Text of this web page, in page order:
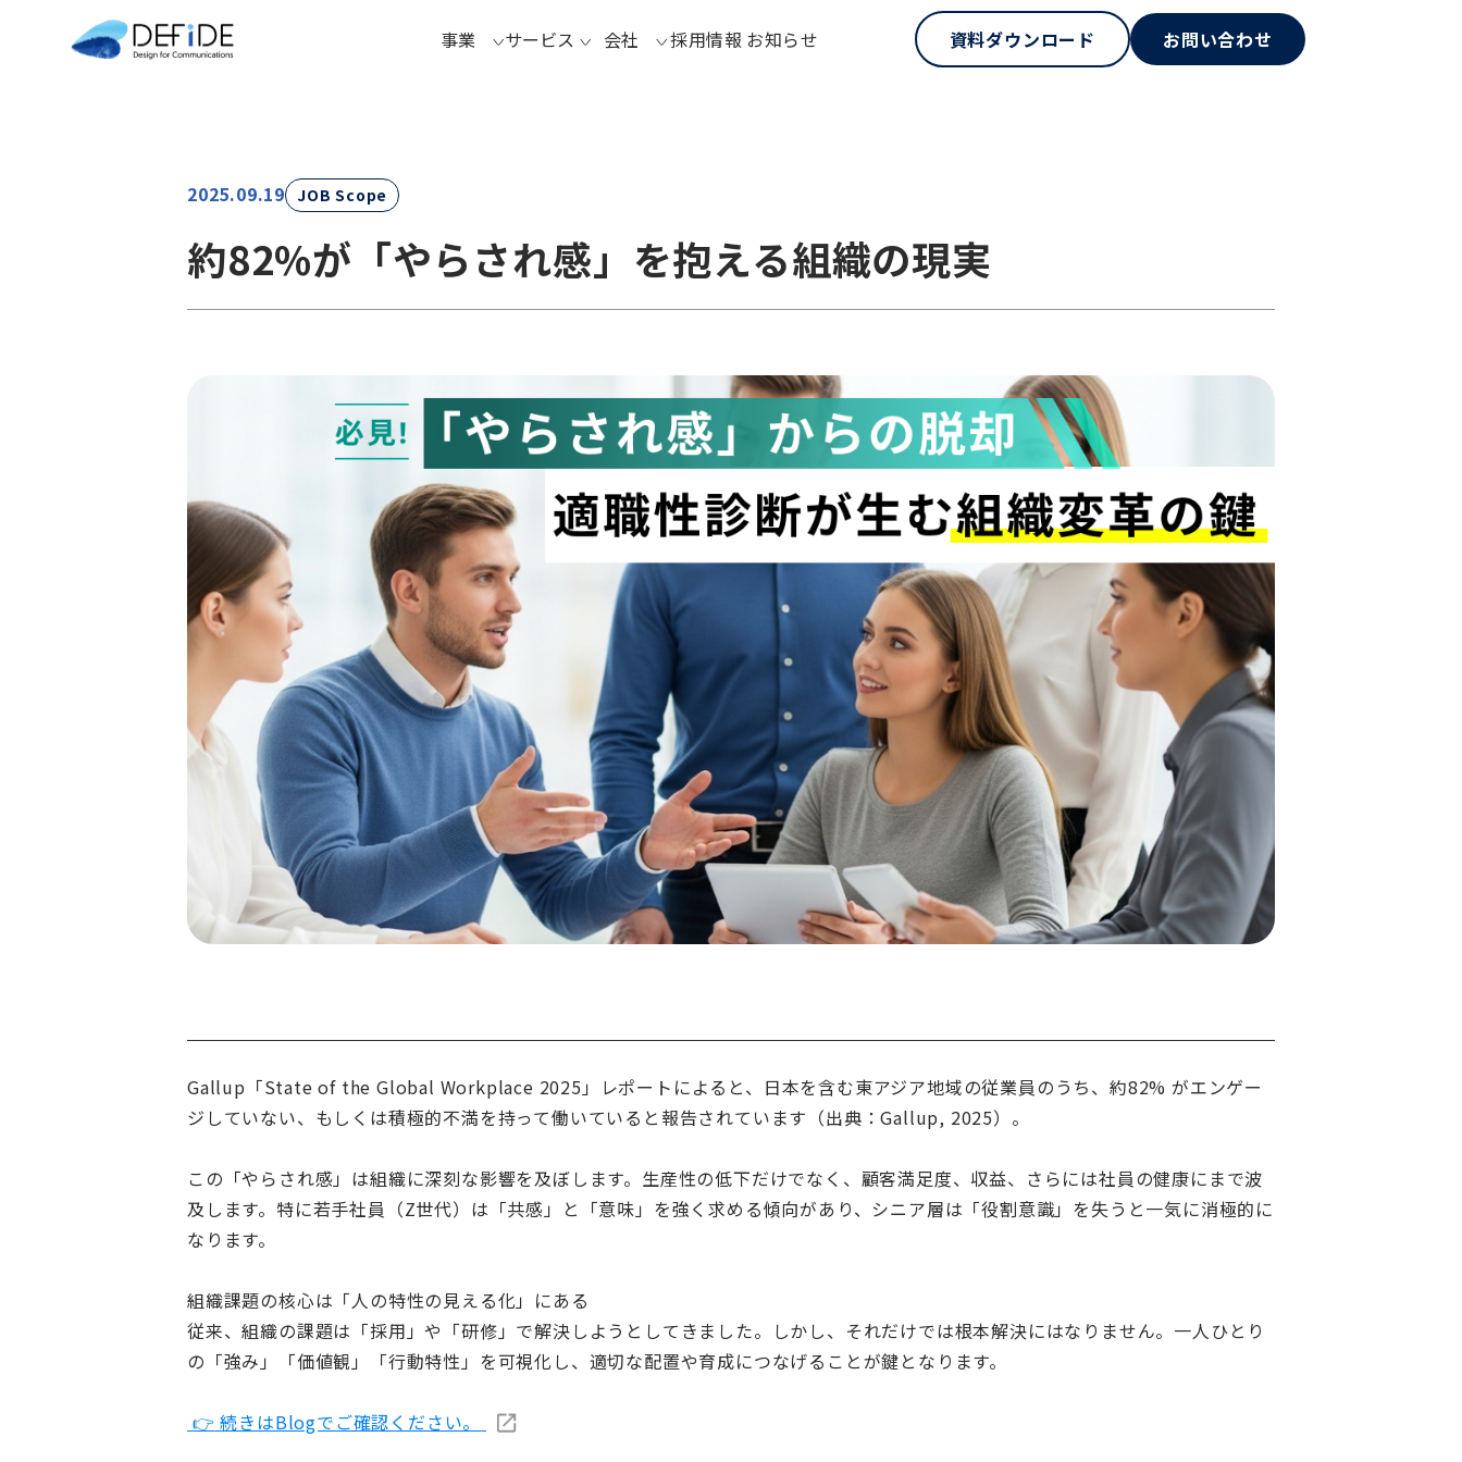
事業 サービス 会社 採用情報 お知らせ 資料ダウンロード お問い合わせ
2025.09.19 JOB Scope
約82%が「やらされ感」を抱える組織の現実
Gallup「State of the Global Workplace 2025」レポートによると、日本を含む東アジア地域の従業員のうち、約82% がエンゲー
ジしていない、もしくは積極的不満を持って働いていると報告されています（出典：Gallup, 2025）。
この「やらされ感」は組織に深刻な影響を及ぼします。生産性の低下だけでなく、顧客満足度、収益、さらには社員の健康にまで波
及します。特に若手社員（Z世代）は「共感」と「意味」を強く求める傾向があり、シニア層は「役割意識」を失うと一気に消極的に
なります。
組織課題の核心は「人の特性の見える化」にある
従来、組織の課題は「採用」や「研修」で解決しようとしてきました。しかし、それだけでは根本解決にはなりません。一人ひとり
の「強み」「価値観」「行動特性」を可視化し、適切な配置や育成につなげることが鍵となります。
👉 続きはBlogでご確認ください。